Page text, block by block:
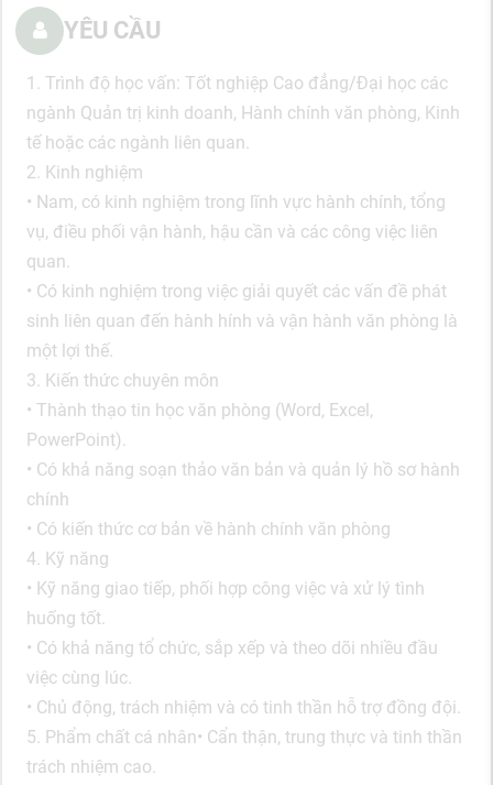
YÊU CẦU
1. Trình độ học vấn: Tốt nghiệp Cao đẳng/Đại học các
ngành Quản trị kinh doanh, Hành chính văn phòng, Kinh
tế hoặc các ngành liên quan.
2. Kinh nghiệm
• Nam, có kinh nghiệm trong lĩnh vực hành chính, tổng
vụ, điều phối vận hành, hậu cần và các công việc liên
quan.
• Có kinh nghiệm trong việc giải quyết các vấn đề phát
sinh liên quan đến hành hính và vận hành văn phòng là
một lợi thế.
3. Kiến thức chuyên môn
• Thành thạo tin học văn phòng (Word, Excel,
PowerPoint).
• Có khả năng soạn thảo văn bản và quản lý hồ sơ hành
chính
• Có kiến thức cơ bản về hành chính văn phòng
4. Kỹ năng
• Kỹ năng giao tiếp, phối hợp công việc và xử lý tình
huống tốt.
• Có khả năng tổ chức, sắp xếp và theo dõi nhiều đầu
việc cùng lúc.
• Chủ động, trách nhiệm và có tinh thần hỗ trợ đồng đội.
5. Phẩm chất cá nhân• Cẩn thận, trung thực và tinh thần
trách nhiệm cao.